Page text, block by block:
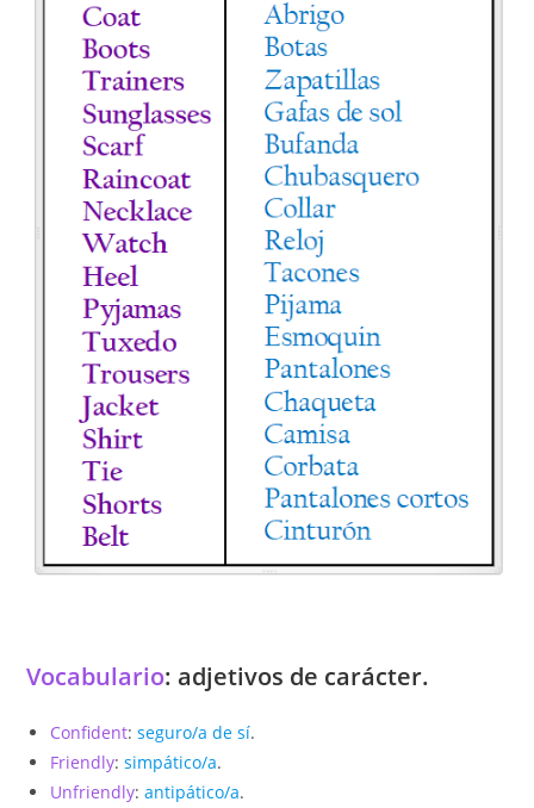
Vocabulario: adjetivos de carácter.
Confident:seguro/a de sí.
Friendly:simpático/a.
Unfriendly: antipático/a.